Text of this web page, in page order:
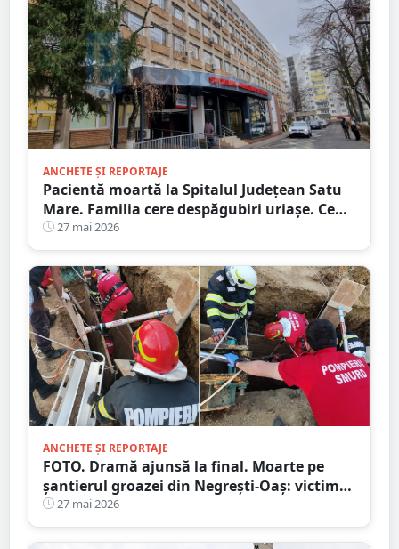
ANCHETE ȘI REPORTAJE
Pacientă moartă la Spitalul Județean Satu
Mare. Familia cere despăgubiri uriașe. Ce
spun procurorii
27 mai 2026
ANCHETE ȘI REPORTAJE
FOTO. Dramă ajunsă la final. Moarte pe
șantierul groazei din Negrești-Oaș: victima
lucra ilegal, iar malurile nu erau
consolidate
27 mai 2026